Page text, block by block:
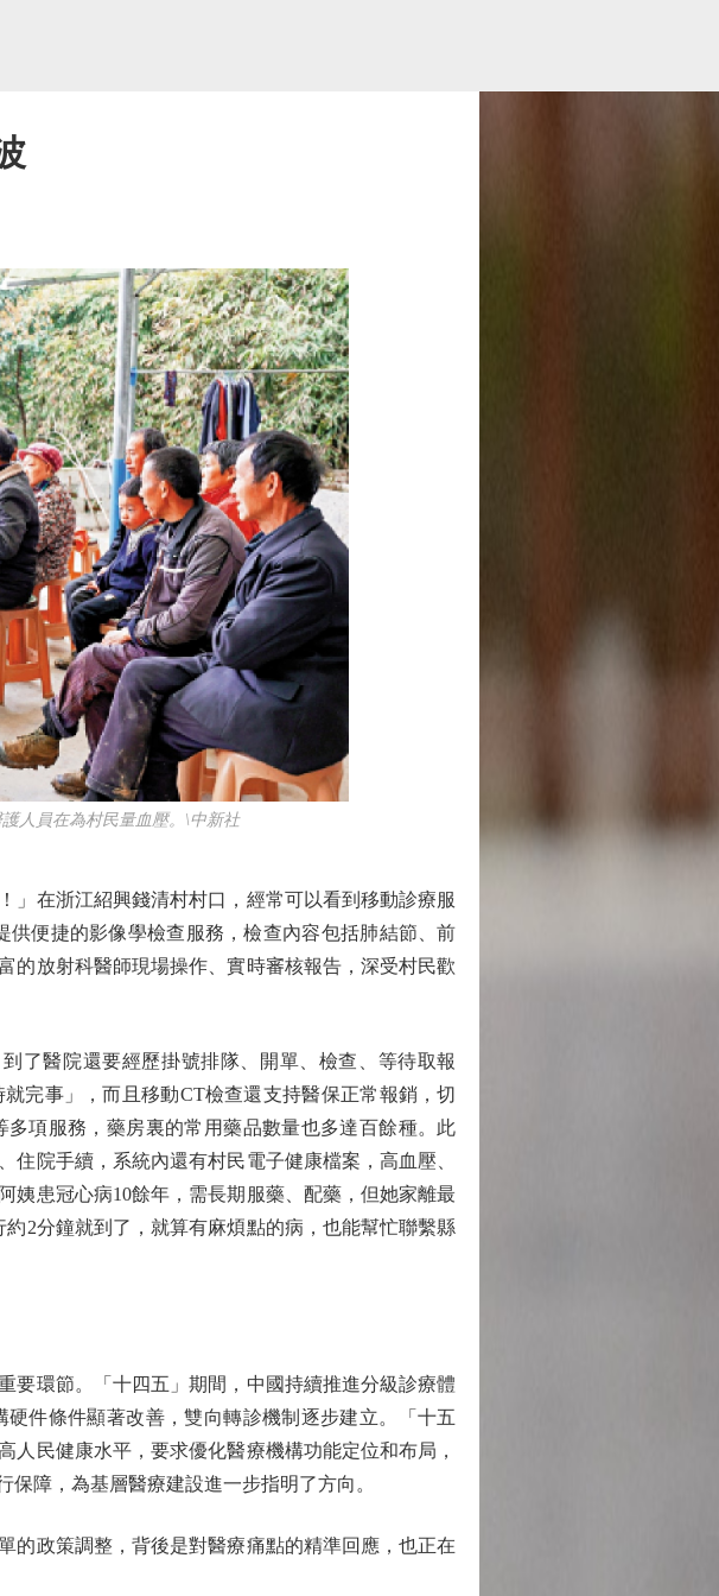
人員在為村民量血壓。\中新社
在浙江紹興錢清村村口，經常可以看到移動診療服
便捷的影像學檢查服務，檢查內容包括肺結節、前
的放射科醫師現場操作、實時審核報告，深受村民歡
醫院還要經歷掛號排隊、開單、檢查、等待取報
完事」，而且移動CT檢查還支持醫保正常報銷，切
項服務，藥房裏的常用藥品數量也多達百餘種。此
院手續，系統內還有村民電子健康檔案，高血壓、
姨患冠心病10餘年，需長期服藥、配藥，但她家離最
2分鐘就到了，就算有麻煩點的病，也能幫忙聯繫縣
環節。「十四五」期間，中國持續推進分級診療體
件條件顯著改善，雙向轉診機制逐步建立。「十五
民健康水平，要求優化醫療機構功能定位和布局，
障，為基層醫療建設進一步指明了方向。
政策調整，背後是對醫療痛點的精準回應，也正在